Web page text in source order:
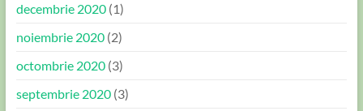
decembrie 2020(1)
noiembrie 2020(2)
octombrie 2020(3)
septembrie 2020(3)